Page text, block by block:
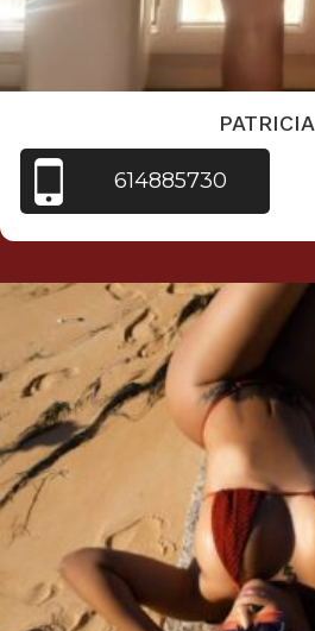
PATRICIA
614885730